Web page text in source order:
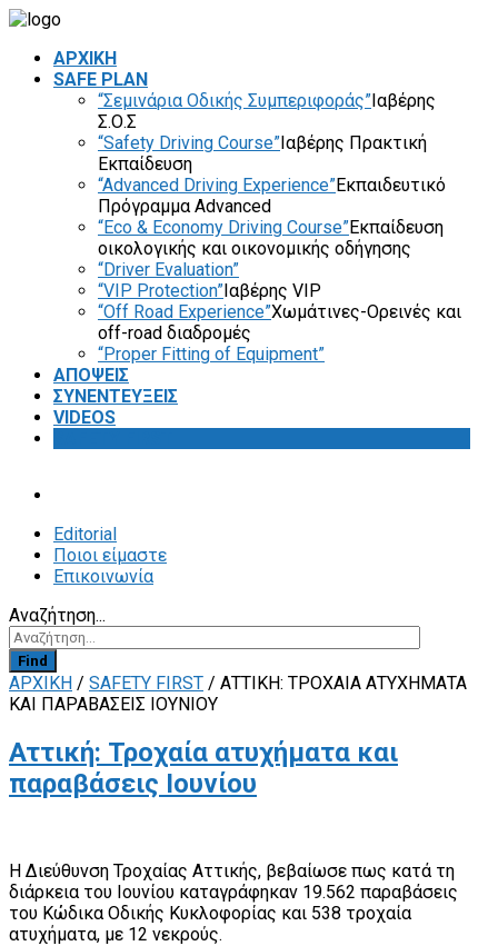
ΑΡΧΙΚΗ
SAFE PLAN
“Σεμινάρια Οδικής Συμπεριφοράς”Ιαβέρης
Σ.Ο.Σ
“Safety Driving Course”Ιαβέρης Πρακτική
Εκπαίδευση
“Advanced Driving Experience”Εκπαιδευτικό
Πρόγραμμα Advanced
“Eco & Economy Driving Course”Εκπαίδευση
οικολογικής και οικονομικής οδήγησης
“Driver Evaluation”
“VIP Protection”Ιαβέρης VIP
“Off Road Experience”Χωμάτινες-Ορεινές και
off-road διαδρομές
“Proper Fitting of Equipment”
ΑΠΟΨΕΙΣ
ΣΥΝΕΝΤΕΥΞΕΙΣ
VIDEOS
Editorial
Ποιοι είμαστε
Επικοινωνία
Αναζήτηση...
Find
ΑΡΧΙΚΗ / SAFETY FIRST / ΑΤΤΙΚΉ: ΤΡΟΧΑΊΑ ΑΤΥΧΉΜΑΤΑ
ΚΑΙ ΠΑΡΑΒΆΣΕΙΣ ΙΟΥΝΊΟΥ
Αττική: Τροχαία ατυχήματα και
παραβάσεις Ιουνίου
Η Διεύθυνση Τροχαίας Αττικής, βεβαίωσε πως κατά τη
διάρκεια του Ιουνίου καταγράφηκαν 19.562 παραβάσεις
του Κώδικα Οδικής Κυκλοφορίας και 538 τροχαία
ατυχήματα, με 12 νεκρούς.